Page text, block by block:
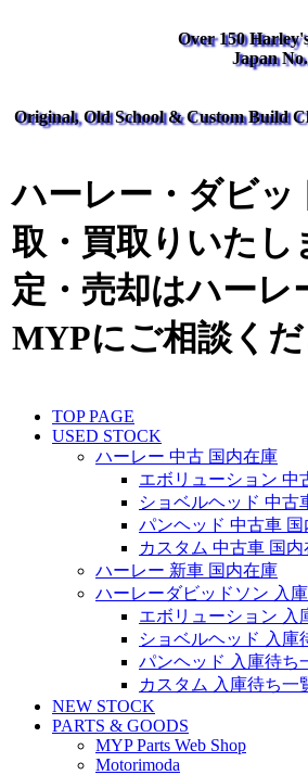
Over 150
Japan
Original, Old School & Custom Build
ハーレー・ダビッ
取・買取りいたし
定・売却はハーレ
MYPにご相談くだ
TOP PAGE
USED STOCK
ハーレー 中古 国内在庫
エボリューション 中
ショベルヘッド 中古
パンヘッド 中古車 国
カスタム 中古車 国内
ハーレー 新車 国内在庫
ハーレーダビッドソン 入
エボリューション 入
ショベルヘッド 入庫
パンヘッド 入庫待ち
カスタム 入庫待ち一
NEW STOCK
PARTS & GOODS
MYP Parts Web Shop
Motorimoda